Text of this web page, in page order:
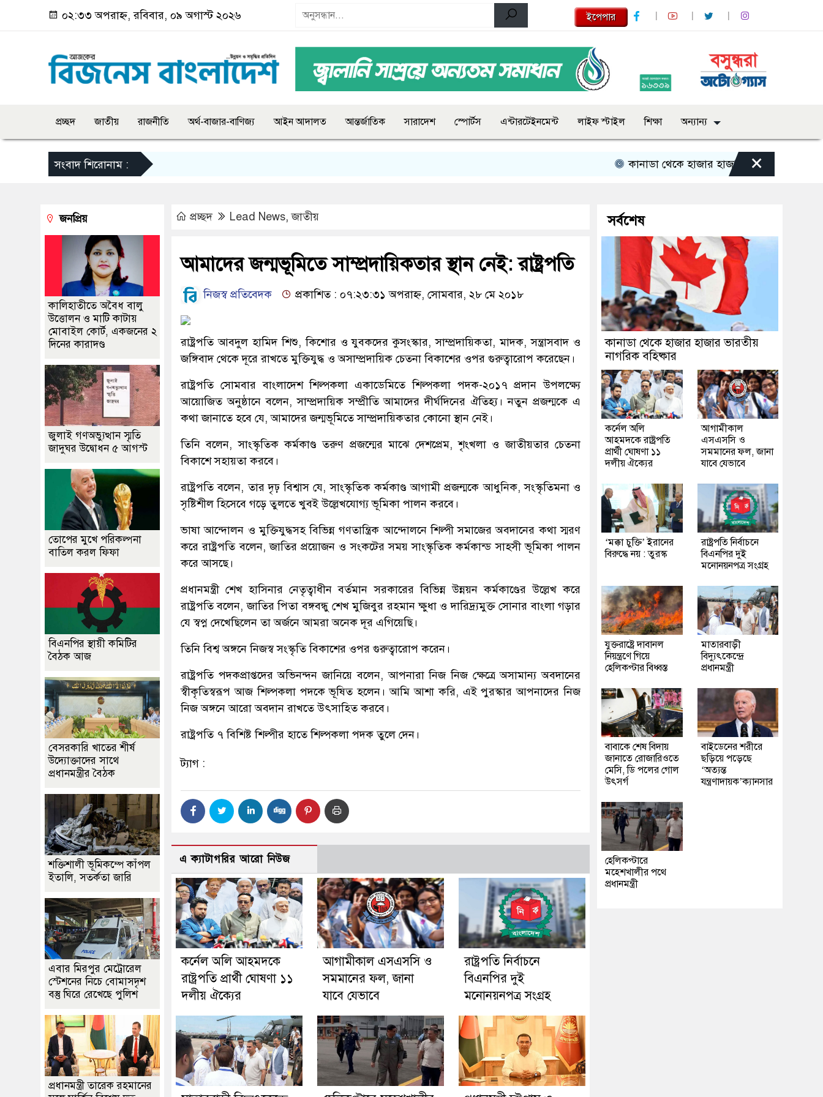
০২:৩৩ অপরাহ্ন, রবিবার, ০৯ অগাস্ট ২০২৬ ইপেপার
প্রচ্ছদ জাতীয় রাজনীতি অর্থ-বাজার-বাণিজ্য আইন আদালত আন্তর্জাতিক সারাদেশ স্পোর্টস এন্টারটেইনমেন্ট লাইফ স্টাইল শিক্ষা অন্যান্য
সংবাদ শিরোনাম : কানাডা থেকে হাজার হাজার ভারতীয় নাগরিক
×
প্রচ্ছদ Lead News,জাতীয়
আমাদের জন্মভূমিতে সাম্প্রদায়িকতার স্থান নেই: রাষ্ট্রপতি
নিজস্ব প্রতিবেদক প্রকাশিত : ০৭:২৩:৩১ অপরাহ্ন, সোমবার, ২৮ মে ২০১৮
রাষ্ট্রপতি আবদুল হামিদ শিশু, কিশোর ও যুবকদের কুসংস্কার, সাম্প্রদায়িকতা, মাদক, সন্ত্রাসবাদ ও
জঙ্গিবাদ থেকে দূরে রাখতে মুক্তিযুদ্ধ ও অসাম্প্রদায়িক চেতনা বিকাশের ওপর গুরুত্বারোপ করেছেন।
রাষ্ট্রপতি সোমবার বাংলাদেশ শিল্পকলা একাডেমিতে শিল্পকলা পদক-২০১৭ প্রদান উপলক্ষ্যে
আয়োজিত অনুষ্ঠানে বলেন, সাম্প্রদায়িক সম্প্রীতি আমাদের দীর্ঘদিনের ঐতিহ্য। নতুন প্রজন্মকে এ
কথা জানাতে হবে যে, আমাদের জন্মভূমিতে সাম্প্রদায়িকতার কোনো স্থান নেই।
তিনি বলেন, সাংস্কৃতিক কর্মকাণ্ড তরুণ প্রজন্মের মাঝে দেশপ্রেম, শৃংখলা ও জাতীয়তার চেতনা
বিকাশে সহায়তা করবে।
রাষ্ট্রপতি বলেন, তার দৃঢ় বিশ্বাস যে, সাংস্কৃতিক কর্মকাণ্ড আগামী প্রজন্মকে আধুনিক, সংস্কৃতিমনা ও
সৃষ্টিশীল হিসেবে গড়ে তুলতে খুবই উল্লেখযোগ্য ভূমিকা পালন করবে।
ভাষা আন্দোলন ও মুক্তিযুদ্ধসহ বিভিন্ন গণতান্ত্রিক আন্দোলনে শিল্পী সমাজের অবদানের কথা স্মরণ
করে রাষ্ট্রপতি বলেন, জাতির প্রয়োজন ও সংকটের সময় সাংস্কৃতিক কর্মকান্ড সাহসী ভূমিকা পালন
করে আসছে।
প্রধানমন্ত্রী শেখ হাসিনার নেতৃত্বাধীন বর্তমান সরকারের বিভিন্ন উন্নয়ন কর্মকাণ্ডের উল্লেখ করে
রাষ্ট্রপতি বলেন, জাতির পিতা বঙ্গবন্ধু শেখ মুজিবুর রহমান ক্ষুধা ও দারিদ্র্যমুক্ত সোনার বাংলা গড়ার
যে স্বপ্ন দেখেছিলেন তা অর্জনে আমরা অনেক দূর এগিয়েছি।
তিনি বিশ্ব অঙ্গনে নিজস্ব সংস্কৃতি বিকাশের ওপর গুরুত্বারোপ করেন।
রাষ্ট্রপতি পদকপ্রাপ্তদের অভিনন্দন জানিয়ে বলেন, আপনারা নিজ নিজ ক্ষেত্রে অসামান্য অবদানের
স্বীকৃতিস্বরূপ আজ শিল্পকলা পদকে ভূষিত হলেন। আমি আশা করি, এই পুরস্কার আপনাদের নিজ
নিজ অঙ্গনে আরো অবদান রাখতে উৎসাহিত করবে।
রাষ্ট্রপতি ৭ বিশিষ্ট শিল্পীর হাতে শিল্পকলা পদক তুলে দেন।
ট্যাগ :
এ ক্যাটাগরির আরো নিউজ
কর্নেল অলি আহমদকে
রাষ্ট্রপতি প্রার্থী ঘোষণা ১১
দলীয় ঐক্যের
আগামীকাল এসএসসি ও
সমমানের ফল, জানা
যাবে যেভাবে
রাষ্ট্রপতি নির্বাচনে
বিএনপির দুই
মনোনয়নপত্র সংগ্রহ
জনপ্রিয়
কালিহাতীতে অবৈধ বালু
উত্তোলন ও মাটি কাটায়
মোবাইল কোর্ট, একজনের ২
দিনের কারাদণ্ড
জুলাই গণঅভ্যুত্থান স্মৃতি
জাদুঘর উদ্বোধন ৫ আগস্ট
তোপের মুখে পরিকল্পনা
বাতিল করল ফিফা
বিএনপির স্থায়ী কমিটির
বৈঠক আজ
বেসরকারি খাতের শীর্ষ
উদ্যোক্তাদের সাথে
প্রধানমন্ত্রীর বৈঠক
শক্তিশালী ভূমিকম্পে কাঁপল
ইতালি, সতর্কতা জারি
এবার মিরপুর মেট্রোরেল
স্টেশনের নিচে বোমাসদৃশ
বস্তু ঘিরে রেখেছে পুলিশ
প্রধানমন্ত্রী তারেক রহমানের
সর্বশেষ
কানাডা থেকে হাজার হাজার ভারতীয়
নাগরিক বহিষ্কার
কর্নেল অলি
আহমদকে রাষ্ট্রপতি
প্রার্থী ঘোষণা ১১
দলীয় ঐক্যের
আগামীকাল
এসএসসি ও
সমমানের ফল, জানা
যাবে যেভাবে
‘মক্কা চুক্তি’ ইরানের
বিরুদ্ধে নয় : তুরস্ক
রাষ্ট্রপতি নির্বাচনে
বিএনপির দুই
মনোনয়নপত্র সংগ্রহ
যুক্তরাষ্ট্রে দাবানল
নিয়ন্ত্রণে গিয়ে
হেলিকপ্টার বিধ্বস্ত
মাতারবাড়ী
বিদ্যুৎকেন্দ্রে
প্রধানমন্ত্রী
বাবাকে শেষ বিদায়
জানাতে রোজারিওতে
মেসি, ডি পলের গোল
উৎসর্গ
বাইডেনের শরীরে
ছড়িয়ে পড়েছে
‘অত্যন্ত
যন্ত্রণাদায়ক’ক্যানসার
হেলিকপ্টারে
মহেশখালীর পথে
প্রধানমন্ত্রী